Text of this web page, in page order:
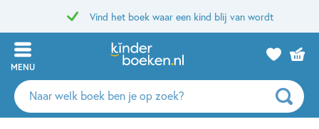
Vind het boek waar een kind blij van wordt
MENU
Zoeken
naar